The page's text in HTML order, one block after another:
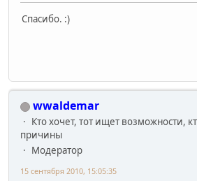
Спасибо. :)
wwaldemar
Кто хочет, тот ищет возможности,
причины
Модератор
15 сентября 2010, 15:05:35